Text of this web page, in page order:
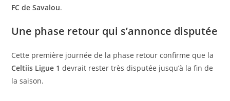
FC de Savalou.
Une phase retour qui s’annonce disputée
Cette première journée de la phase retour confirme que la
Celtiis Ligue 1 devrait rester très disputée jusqu’à la fin de
la saison.